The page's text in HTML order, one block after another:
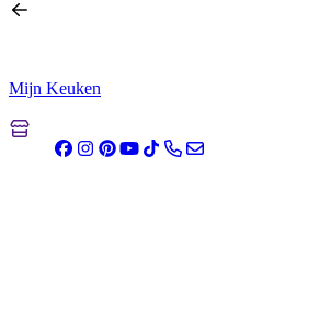
Mijn Keuken